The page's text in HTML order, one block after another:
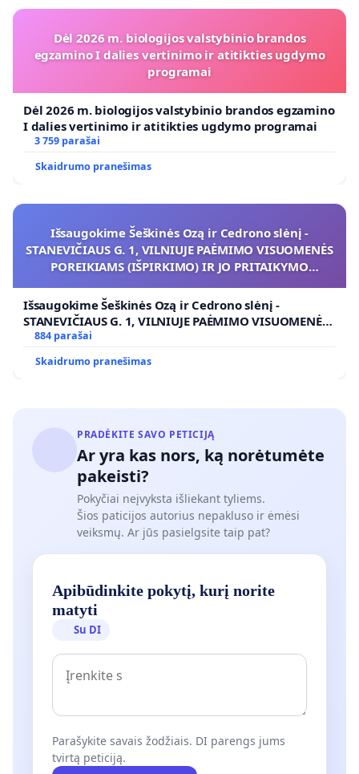
Dėl 2026 m. biologijos valstybinio brandos
egzamino I dalies vertinimo ir atitikties ugdymo
programai
Dėl 2026 m. biologijos valstybinio brandos egzamino
I dalies vertinimo ir atitikties ugdymo programai
3 759 parašai
Skaidrumo pranešimas
Išsaugokime Šeškinės Ozą ir Cedrono slėnį -
STANEVIČIAUS G. 1, VILNIUJE PAĖMIMO VISUOMENĖS
POREIKIAMS (IŠPIRKIMO) IR JO PRITAIKYMO
Išsaugokime Šeškinės Ozą ir Cedrono slėnį -
STANEVIČIAUS G. 1, VILNIUJE PAĖMIMO VISUOMENĖS
POREIKIAMS (IŠPIRKIMO) IR JO PRITAIKYMO VIEŠAJAI
884 parašai
Skaidrumo pranešimas
PRADĖKITE SAVO PETICIJĄ
Ar yra kas nors, ką norėtumėte
pakeisti?
Pokyčiai neįvyksta išliekant tyliems.
Šios paticijos autorius nepakluso ir ėmėsi
veiksmų. Ar jūs pasielgsite taip pat?
Apibūdinkite pokytį, kurį norite
matyti
Su DI
Parašykite savais žodžiais. DI parengs jums
tvirtą peticiją.